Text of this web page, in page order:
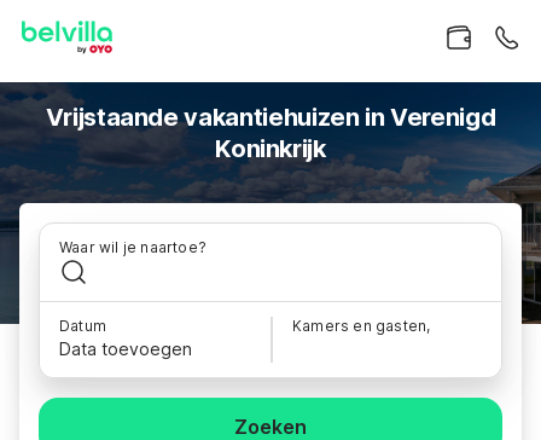
Vrijstaande vakantiehuizen in Verenigd
Koninkrijk
Waar wil je naartoe?
Datum
Data toevoegen
Kamers en gasten,
Zoeken